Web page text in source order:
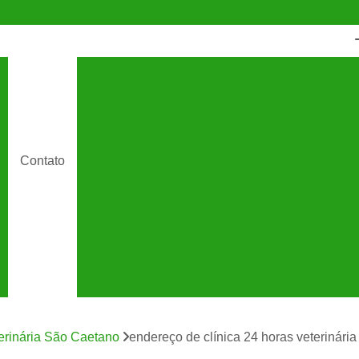
Contato
Clínica Veterinária Especializada em Cães
São Caetano endereço de clínica 24 horas